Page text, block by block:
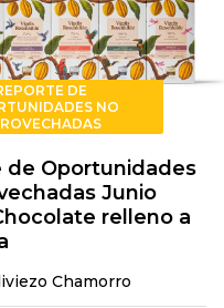
DE
NO
de Oportunidades
Junio
relleno a
Chamorro